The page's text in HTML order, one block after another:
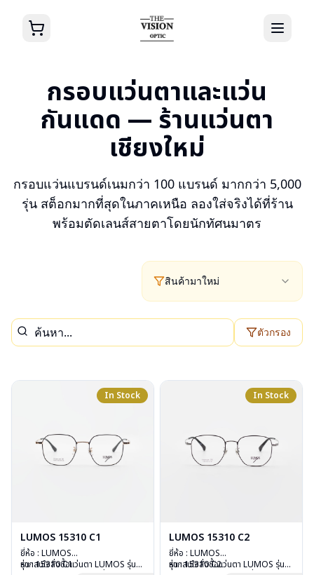
กรอบแว่นตาและแว่น
กันแดด — ร้านแว่นตา
เชียงใหม่
กรอบแว่นแบรนด์เนมกว่า 100 แบรนด์ มากกว่า 5,000
รุ่น สต็อกมากที่สุดในภาคเหนือ ลองใส่จริงได้ที่ร้าน
พร้อมตัดเลนส์สายตาโดยนักทัศนมาตร
สินค้ามาใหม่
ตัวกรอง
In Stock
LUMOS 15310 C1
ยี่ห้อ : LUMOS
รุ่น : 15310 C1
หากสนใจสั่งชื้อแว่นตา LUMOS รุ่น
In Stock
LUMOS 15310 C2
ยี่ห้อ : LUMOS
รุ่น : 15310 C2
หากสนใจสั่งชื้อแว่นตา LUMOS รุ่น